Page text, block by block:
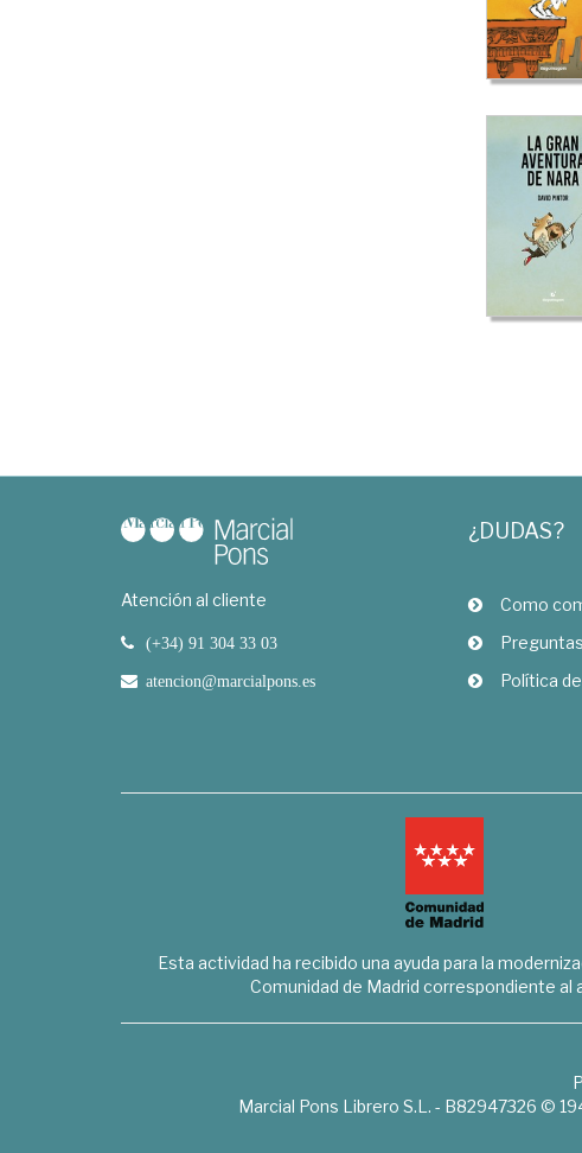
Atención al cliente
(+34) 91 304 33 03
atencion@marcialpons.es
¿DUDAS?
Como
Política
Esta actividad ha recibido una ayuda para la
Comunidad de Madrid correspondiente al
Marcial Pons Librero S.L. - B82947326 ©